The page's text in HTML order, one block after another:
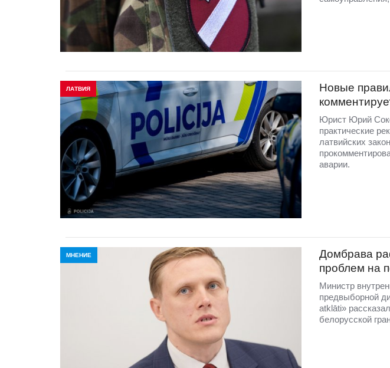
ЛАТВИЯ
Новые
Юрист Юрий
практические
латвийских
аварии.
МНЕНИЕ
Домбравa
проблем на
Министр
предвыборной
atklāti»
белорусской